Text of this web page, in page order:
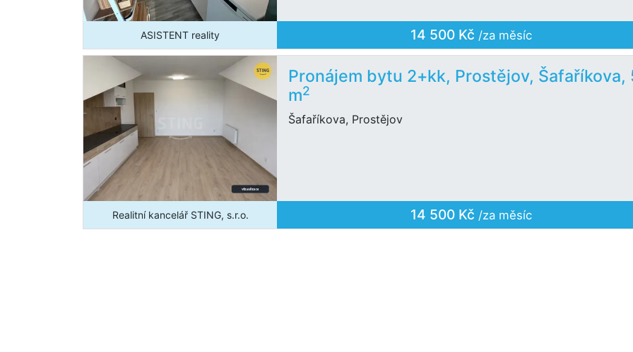
ASISTENT reality 14 500 Kč /za měsíc
Pronájem bytu 2+kk, Prostějov, Šafaříkova,
m2
Šafaříkova, Prostějov
Realitní kancelář STING, s.r.o. 14 500 Kč /za měsíc